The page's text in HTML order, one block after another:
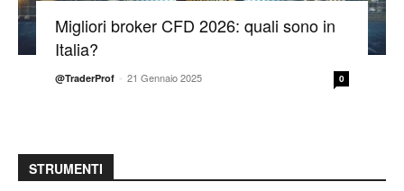
Migliori broker CFD 2026: quali sono in
Italia?
@TraderProf - 21 Gennaio 2025 0
STRUMENTI